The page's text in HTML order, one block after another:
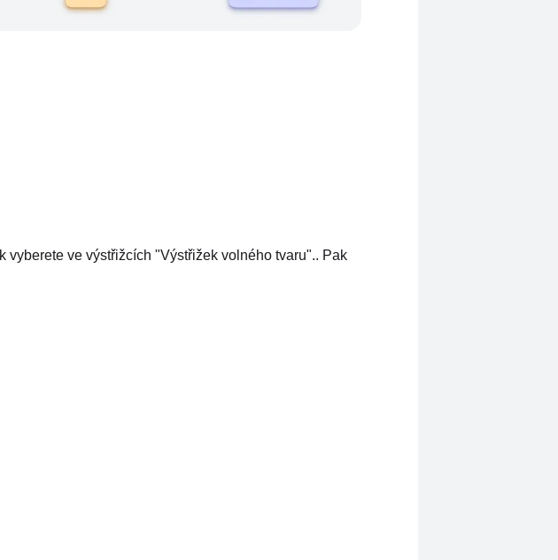
ve výstřižcích "Výstřižek volného tvaru".. Pak